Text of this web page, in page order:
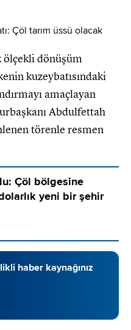
ölçekli dönüşüm
kuzeybatısındaki
amaçlayan
Abdulfettah
törenle resmen
Çöl bölgesine
yeni bir şehir
haber kaynağınız